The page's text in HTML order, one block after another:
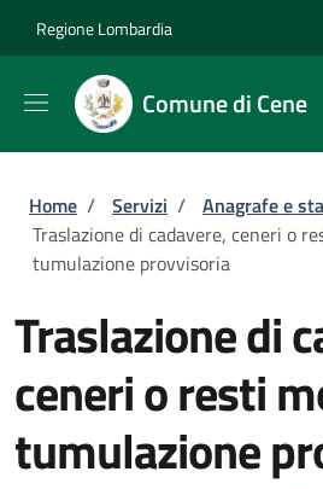
Regione Lombardia
Comune di Cene
Briciole di pane
Home / Servizi / Anagrafe e
Traslazione di cadavere, ceneri o
tumulazione provvisoria
Traslazione di
ceneri o resti
tumulazione